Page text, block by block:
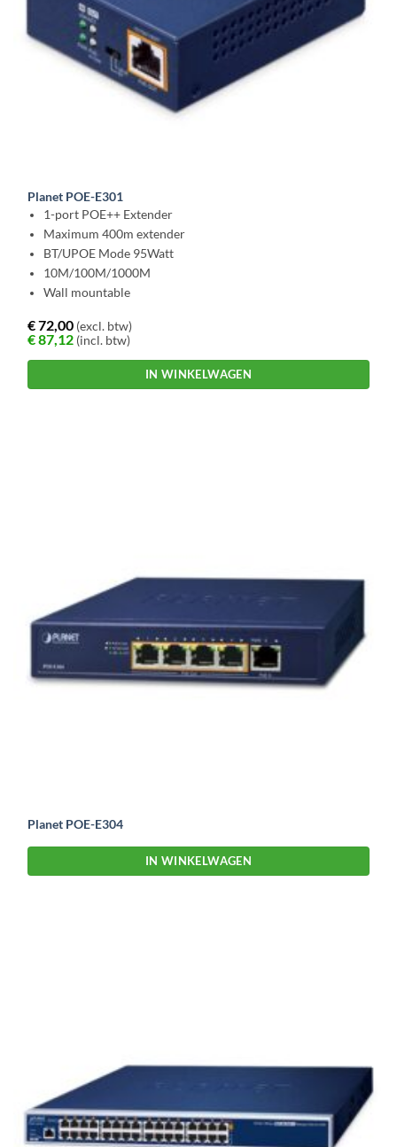
Planet POE-E301
1-port POE++ Extender
Maximum 400m extender
BT/UPOE Mode 95Watt
10M/100M/1000M
Wall mountable
€72,00 (excl. btw)
€87,12 (incl. btw)
IN WINKELWAGEN
Planet POE-E304
IN WINKELWAGEN